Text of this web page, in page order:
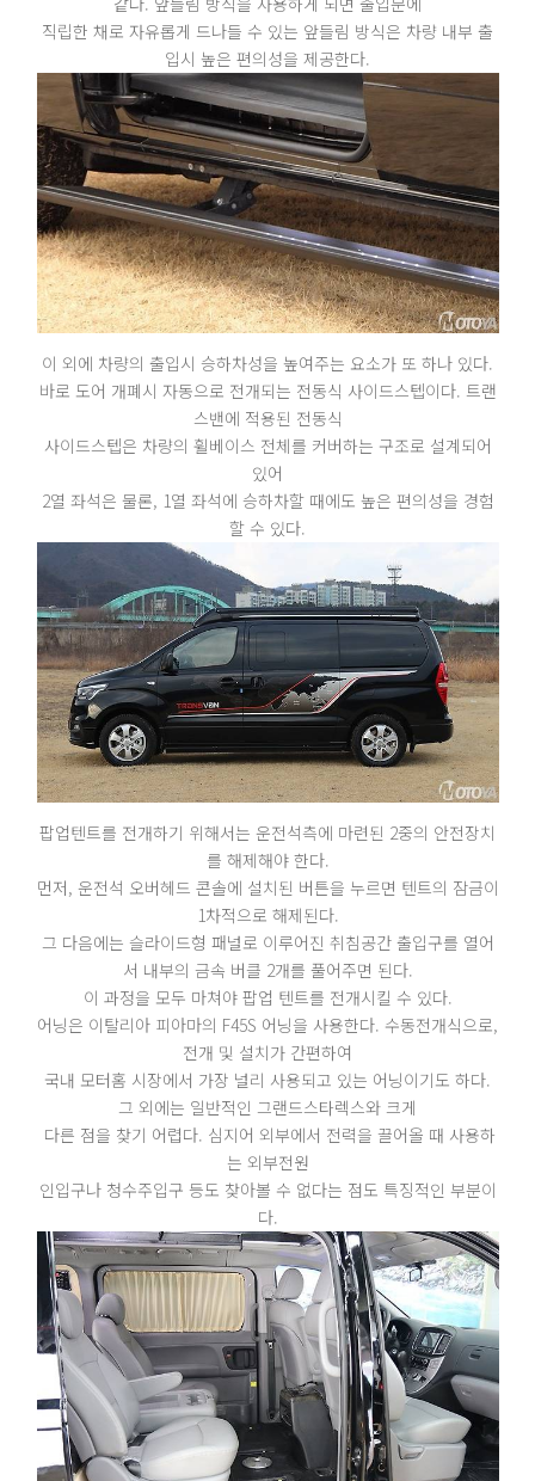
직립한 채로 자유롭게 드나들 수 있는 앞들림 방식은 차량 내부 출
입시 높은 편의성을 제공한다.
이 외에 차량의 출입시 승하차성을 높여주는 요소가 또 하나 있다.
바로 도어 개폐시 자동으로 전개되는 전동식 사이드스텝이다. 트랜
스밴에 적용된 전동식
사이드스텝은 차량의 휠베이스 전체를 커버하는 구조로 설계되어
있어
2열 좌석은 물론, 1열 좌석에 승하차할 때에도 높은 편의성을 경험
할 수 있다.
팝업텐트를 전개하기 위해서는 운전석측에 마련된 2중의 안전장치
를 해제해야 한다.
먼저, 운전석 오버헤드 콘솔에 설치된 버튼을 누르면 텐트의 잠금이
1차적으로 해제된다.
그 다음에는 슬라이드형 패널로 이루어진 취침공간 출입구를 열어
서 내부의 금속 버클 2개를 풀어주면 된다.
이 과정을 모두 마쳐야 팝업 텐트를 전개시킬 수 있다.
어닝은 이탈리아 피아마의 F45S 어닝을 사용한다. 수동전개식으로,
전개 및 설치가 간편하여
국내 모터홈 시장에서 가장 널리 사용되고 있는 어닝이기도 하다.
그 외에는 일반적인 그랜드스타렉스와 크게
다른 점을 찾기 어렵다. 심지어 외부에서 전력을 끌어올 때 사용하
는 외부전원
인입구나 청수주입구 등도 찾아볼 수 없다는 점도 특징적인 부분이
다.